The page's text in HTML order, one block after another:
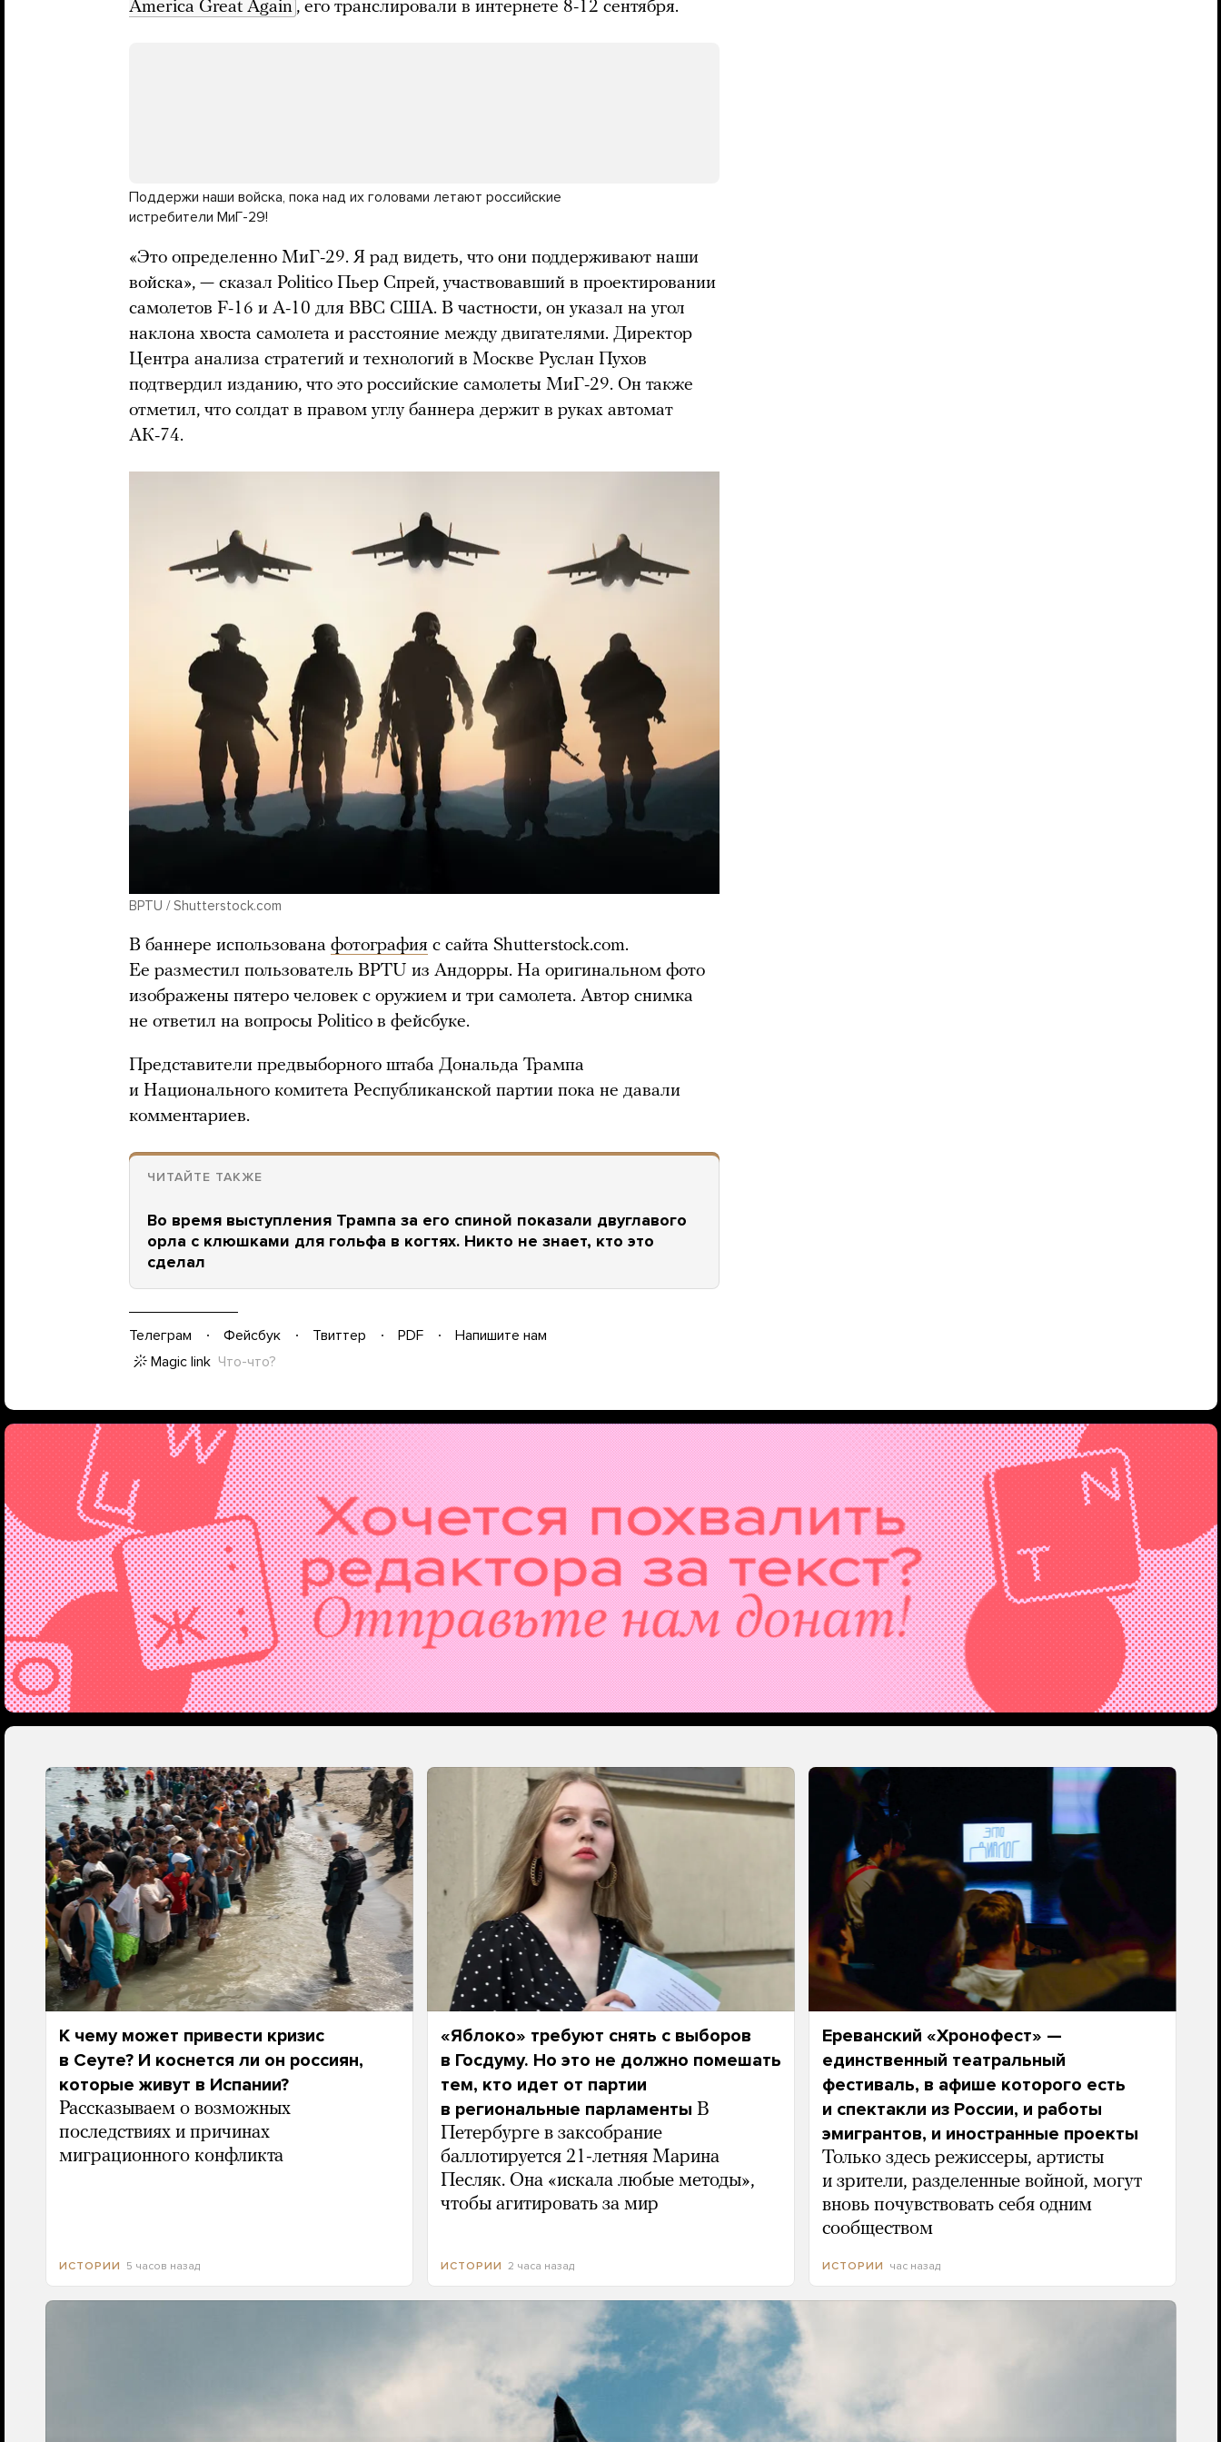
America Great Again , его транслировали в интернете 8-12 сентября.
Поддержи наши войска, пока над их головами летают российские
истребители МиГ-29!
«Это определенно МиГ-29. Я рад видеть, что они поддерживают наши
войска», — сказал Politico Пьер Спрей, участвовавший в проектировании
самолетов F-16 и A-10 для ВВС США. В частности, он указал на угол
наклона хвоста самолета и расстояние между двигателями. Директор
Центра анализа стратегий и технологий в Москве Руслан Пухов
подтвердил изданию, что это российские самолеты МиГ-29. Он также
отметил, что солдат в правом углу баннера держит в руках автомат
АК-74.
BPTU / Shutterstock.com
В баннере использована фотография с сайта Shutterstock.com.
Ее разместил пользователь BPTU из Андорры. На оригинальном фото
изображены пятеро человек с оружием и три самолета. Автор снимка
не ответил на вопросы Politico в фейсбуке.
Представители предвыборного штаба Дональда Трампа
и Национального комитета Республиканской партии пока не давали
комментариев.
ЧИТАЙТЕ ТАКЖЕ
Во время выступления Трампа за его спиной показали двуглавого
орла с клюшками для гольфа в когтях. Никто не знает, кто это
сделал
Телеграм Фейсбук Твиттер PDF
Напишите нам
Magic link Что-что?
К чему может привести кризис
в Сеуте? И коснется ли он россиян,
которые живут в Испании?
Рассказываем о возможных
последствиях и причинах
миграционного конфликта
ИСТОРИИ 5 часов назад
«Яблоко» требуют снять с выборов
в Госдуму. Но это не должно помешать
тем, кто идет от партии
в региональные парламенты В
Петербурге в заксобрание
баллотируется 21-летняя Марина
Песляк. Она «искала любые методы»,
чтобы агитировать за мир
ИСТОРИИ 2 часа назад
Ереванский «Хронофест» —
единственный театральный
фестиваль, в афише которого есть
и спектакли из России, и работы
эмигрантов, и иностранные проекты
Только здесь режиссеры, артисты
и зрители, разделенные войной, могут
вновь почувствовать себя одним
сообществом
ИСТОРИИ час назад